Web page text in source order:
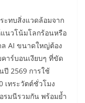
ะทบสิ่งแวดล้อมจาก
นวโน้มโลกร้อนหรือ
ล AI ขนาดใหญ่ต้อง
าร์บอนเงียบๆ ที่ขัด
ปี 2569 การใช้
เทระวัตต์ชั่วโมง
รมนีรวมกัน พร้อมย้ำ